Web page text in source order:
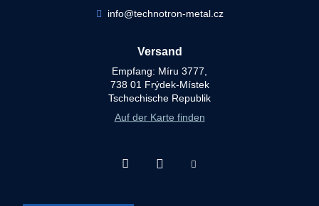
info@technotron-metal.cz
Versand
Empfang: Míru 3777,
738 01 Frýdek-Místek
Tschechische Republik
Auf der Karte finden